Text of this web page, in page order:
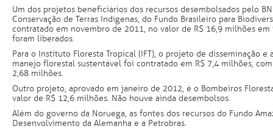
Um dos projetos beneficiários dos recursos desembolsados pelo
Conservação de Terras Indígenas, do Fundo Brasileiro para
contratado em novembro de 2011, no valor de R$ 16,9 milhões
foram liberados.
Para o Instituto Floresta Tropical (IFT), o projeto de disseminação
manejo florestal sustentável foi contratado em R$ 7,4 milhões,
2,68 milhões.
Outro projeto, aprovado em janeiro de 2012, é o Bombeiros
valor de R$ 12,6 milhões. Não houve ainda desembolsos.
Além do governo da Noruega, as fontes dos recursos do Fundo
Desenvolvimento da Alemanha e a Petrobras.